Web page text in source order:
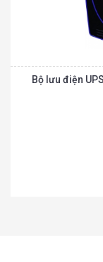
Bộ lưu điện